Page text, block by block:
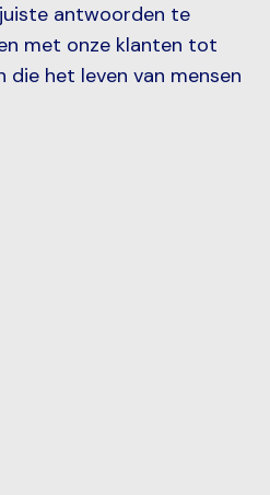
antwoorden te
met onze klanten tot
die het leven van mensen